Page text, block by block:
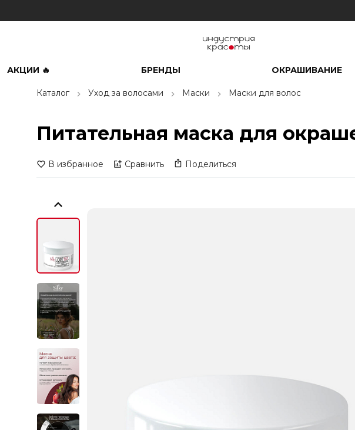
АКЦИИ 🔥 БРЕНДЫ ОКРАШИВАНИЕ
Каталог Уход за волосами Маски Маски для волос
Питательная маска для
В избранное Сравнить Поделиться